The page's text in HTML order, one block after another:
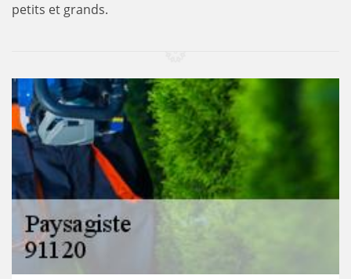
petits et grands.